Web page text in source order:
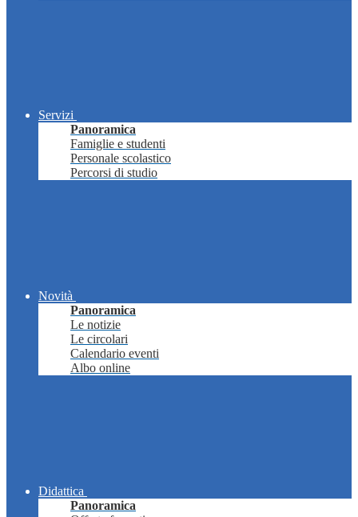
Servizi
Panoramica
Famiglie e studenti
Personale scolastico
Percorsi di studio
Novità
Panoramica
Le notizie
Le circolari
Calendario eventi
Albo online
Didattica
Panoramica